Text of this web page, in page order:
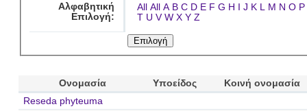
Αλφαβητική
Επιλογή:
All All A B C D E F G H I J K L M N O P
T U V W X Y Z
Ονομασία Υποείδος
Κοινή ονομασία
Reseda phyteuma